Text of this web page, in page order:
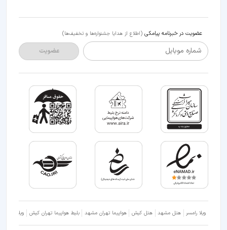
عضویت در خبرنامه پیامکی (اطلاع از هدایا جشنواره‌ها و تخفیف‌ها)
شماره موبایل عضویت
ویلا رامسر هتل مشهد هتل کیش هواپیما تهران مشهد بلیط هواپیما تهران کیش ویلا شمال